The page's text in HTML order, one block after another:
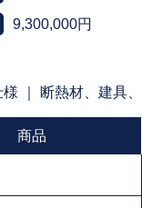
9,300,000円
｜ 断熱材、建具
商品